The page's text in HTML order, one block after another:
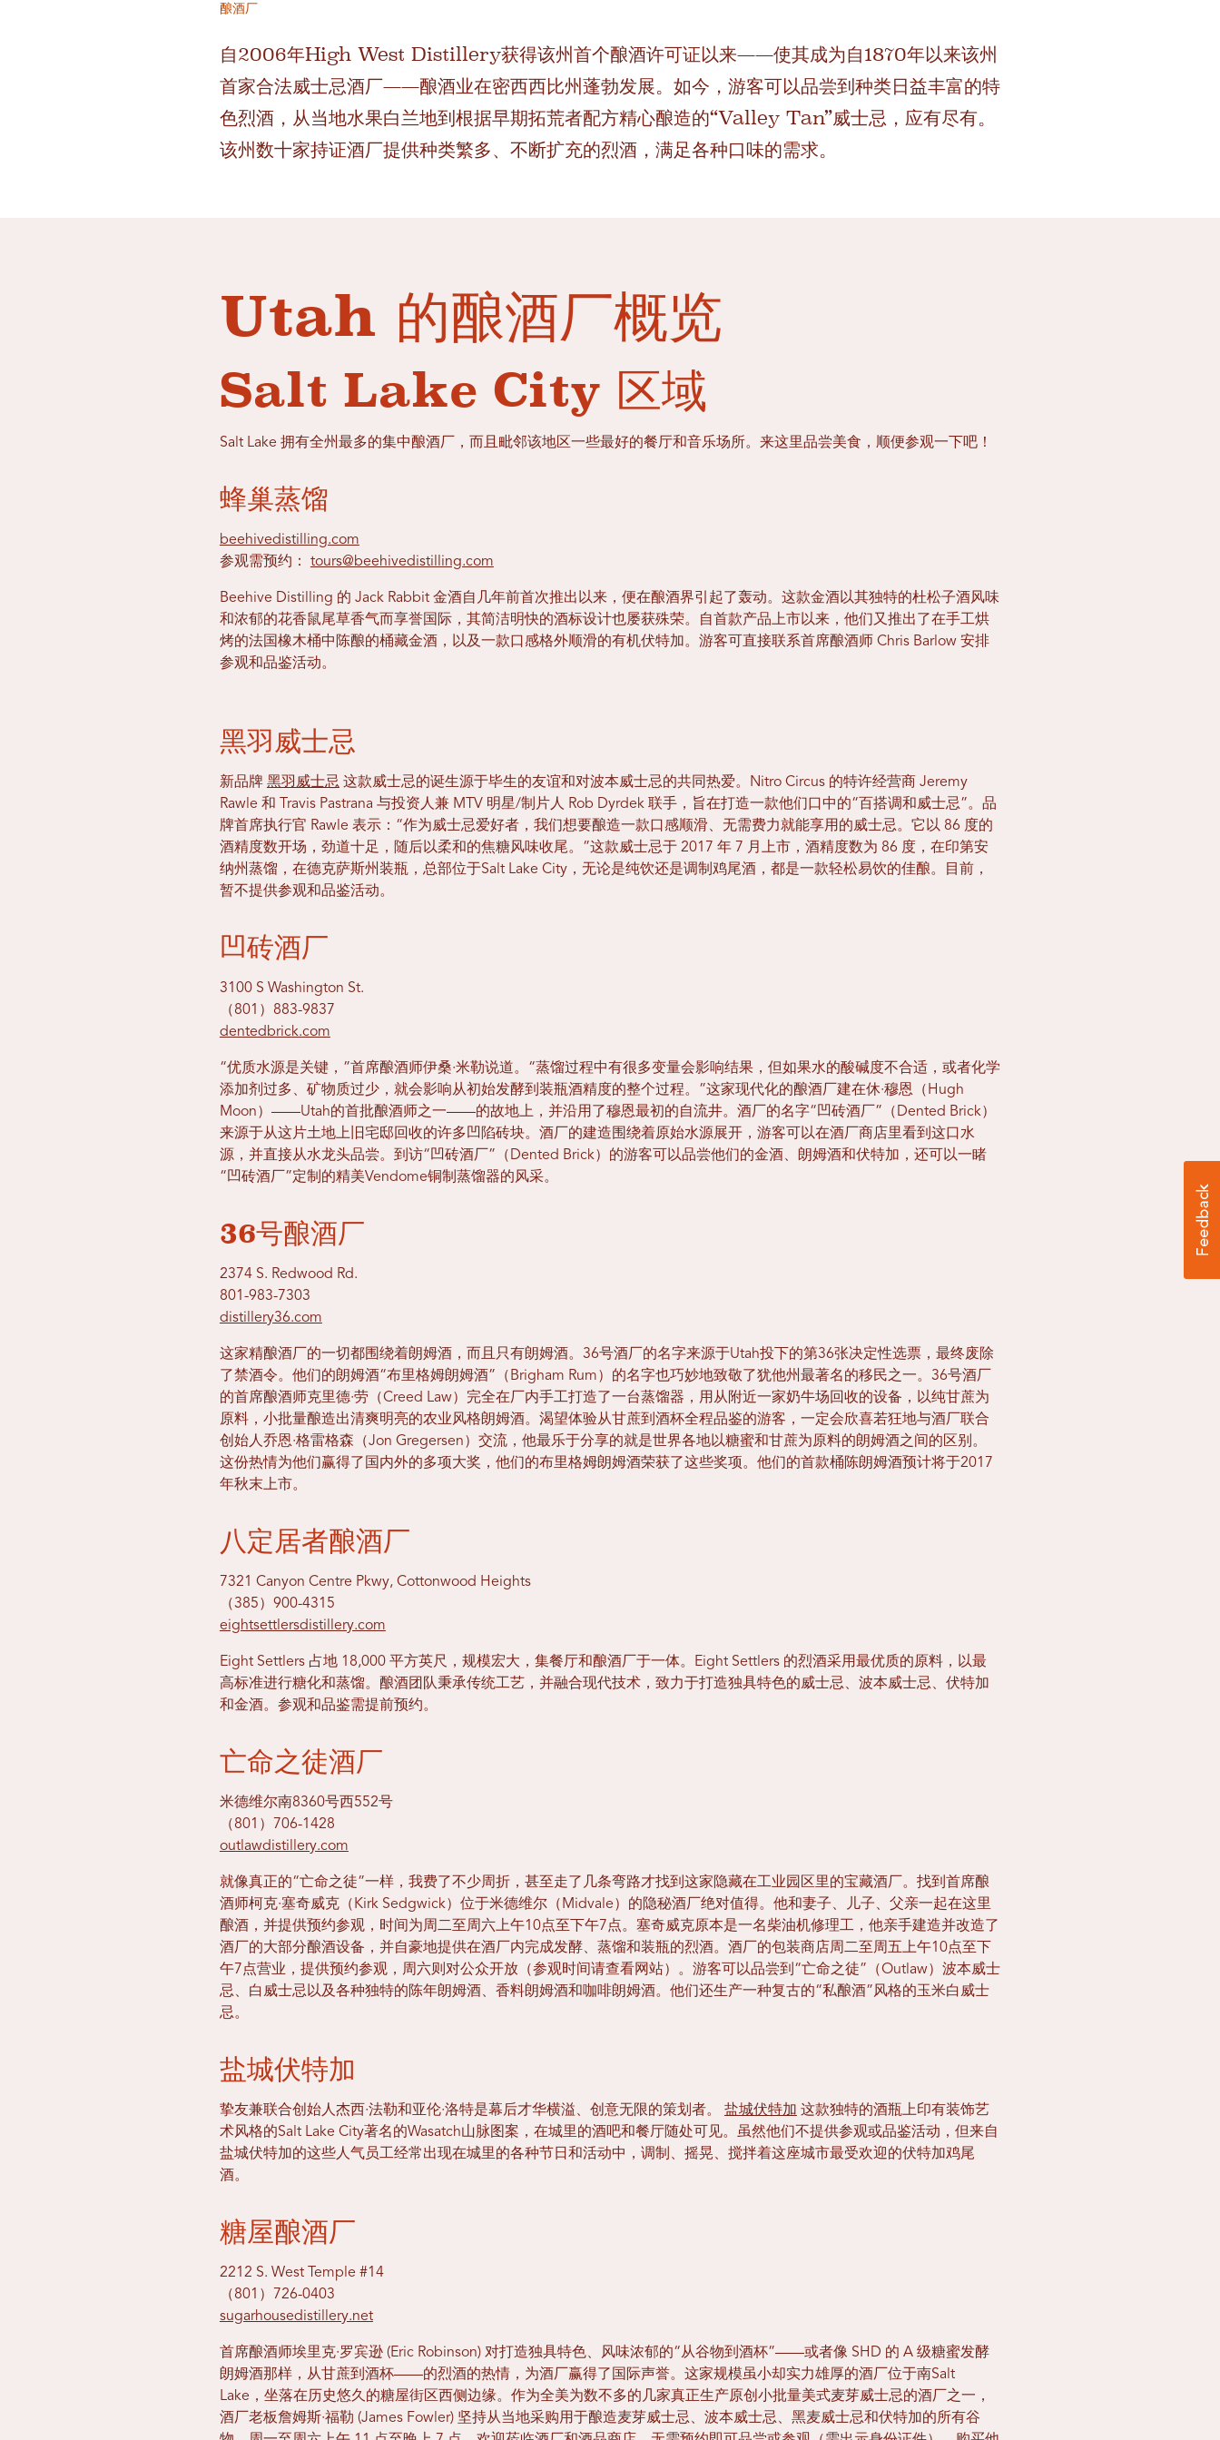
酿酒厂
自2006年High West Distillery获得该州首个酿酒许可证以来——使其成为自1870年以来该州
首家合法威士忌酒厂——酿酒业在密西西比州蓬勃发展。如今，游客可以品尝到种类日益丰富的特
色烈酒，从当地水果白兰地到根据早期拓荒者配方精心酿造的“Valley Tan”威士忌，应有尽有。
该州数十家持证酒厂提供种类繁多、不断扩充的烈酒，满足各种口味的需求。
Utah 的酿酒厂概览
Salt Lake City 区域
Salt Lake 拥有全州最多的集中酿酒厂，而且毗邻该地区一些最好的餐厅和音乐场所。来这里品尝美食，顺便参观一下吧！
蜂巢蒸馏
beehivedistilling.com
参观需预约： tours@beehivedistilling.com
Beehive Distilling 的 Jack Rabbit 金酒自几年前首次推出以来，便在酿酒界引起了轰动。这款金酒以其独特的杜松子酒风味
和浓郁的花香鼠尾草香气而享誉国际，其简洁明快的酒标设计也屡获殊荣。自首款产品上市以来，他们又推出了在手工烘
烤的法国橡木桶中陈酿的桶藏金酒，以及一款口感格外顺滑的有机伏特加。游客可直接联系首席酿酒师 Chris Barlow 安排
参观和品鉴活动。
黑羽威士忌
新品牌 黑羽威士忌 这款威士忌的诞生源于毕生的友谊和对波本威士忌的共同热爱。Nitro Circus 的特许经营商 Jeremy
Rawle 和 Travis Pastrana 与投资人兼 MTV 明星/制片人 Rob Dyrdek 联手，旨在打造一款他们口中的“百搭调和威士忌”。品
牌首席执行官 Rawle 表示：“作为威士忌爱好者，我们想要酿造一款口感顺滑、无需费力就能享用的威士忌。它以 86 度的
酒精度数开场，劲道十足，随后以柔和的焦糖风味收尾。”这款威士忌于 2017 年 7 月上市，酒精度数为 86 度，在印第安
纳州蒸馏，在德克萨斯州装瓶，总部位于Salt Lake City，无论是纯饮还是调制鸡尾酒，都是一款轻松易饮的佳酿。目前，
暂不提供参观和品鉴活动。
凹砖酒厂
3100 S Washington St.
（801）883-9837
dentedbrick.com
“优质水源是关键，”首席酿酒师伊桑·米勒说道。“蒸馏过程中有很多变量会影响结果，但如果水的酸碱度不合适，或者化学
添加剂过多、矿物质过少，就会影响从初始发酵到装瓶酒精度的整个过程。”这家现代化的酿酒厂建在休·穆恩（Hugh
Moon）——Utah的首批酿酒师之一——的故地上，并沿用了穆恩最初的自流井。酒厂的名字“凹砖酒厂”（Dented Brick）
来源于从这片土地上旧宅邸回收的许多凹陷砖块。酒厂的建造围绕着原始水源展开，游客可以在酒厂商店里看到这口水
源，并直接从水龙头品尝。到访“凹砖酒厂”（Dented Brick）的游客可以品尝他们的金酒、朗姆酒和伏特加，还可以一睹
“凹砖酒厂”定制的精美Vendome铜制蒸馏器的风采。
36号酿酒厂
2374 S. Redwood Rd.
801-983-7303
distillery36.com
这家精酿酒厂的一切都围绕着朗姆酒，而且只有朗姆酒。36号酒厂的名字来源于Utah投下的第36张决定性选票，最终废除
了禁酒令。他们的朗姆酒“布里格姆朗姆酒”（Brigham Rum）的名字也巧妙地致敬了犹他州最著名的移民之一。36号酒厂
的首席酿酒师克里德·劳（Creed Law）完全在厂内手工打造了一台蒸馏器，用从附近一家奶牛场回收的设备，以纯甘蔗为
原料，小批量酿造出清爽明亮的农业风格朗姆酒。渴望体验从甘蔗到酒杯全程品鉴的游客，一定会欣喜若狂地与酒厂联合
创始人乔恩·格雷格森（Jon Gregersen）交流，他最乐于分享的就是世界各地以糖蜜和甘蔗为原料的朗姆酒之间的区别。
这份热情为他们赢得了国内外的多项大奖，他们的布里格姆朗姆酒荣获了这些奖项。他们的首款桶陈朗姆酒预计将于2017
年秋末上市。
八定居者酿酒厂
7321 Canyon Centre Pkwy, Cottonwood Heights
（385）900-4315
eightsettlersdistillery.com
Eight Settlers 占地 18,000 平方英尺，规模宏大，集餐厅和酿酒厂于一体。Eight Settlers 的烈酒采用最优质的原料，以最
高标准进行糖化和蒸馏。酿酒团队秉承传统工艺，并融合现代技术，致力于打造独具特色的威士忌、波本威士忌、伏特加
和金酒。参观和品鉴需提前预约。
亡命之徒酒厂
米德维尔南8360号西552号
（801）706-1428
outlawdistillery.com
就像真正的“亡命之徒”一样，我费了不少周折，甚至走了几条弯路才找到这家隐藏在工业园区里的宝藏酒厂。找到首席酿
酒师柯克·塞奇威克（Kirk Sedgwick）位于米德维尔（Midvale）的隐秘酒厂绝对值得。他和妻子、儿子、父亲一起在这里
酿酒，并提供预约参观，时间为周二至周六上午10点至下午7点。塞奇威克原本是一名柴油机修理工，他亲手建造并改造了
酒厂的大部分酿酒设备，并自豪地提供在酒厂内完成发酵、蒸馏和装瓶的烈酒。酒厂的包装商店周二至周五上午10点至下
午7点营业，提供预约参观，周六则对公众开放（参观时间请查看网站）。游客可以品尝到“亡命之徒”（Outlaw）波本威士
忌、白威士忌以及各种独特的陈年朗姆酒、香料朗姆酒和咖啡朗姆酒。他们还生产一种复古的“私酿酒”风格的玉米白威士
忌。
盐城伏特加
挚友兼联合创始人杰西·法勒和亚伦·洛特是幕后才华横溢、创意无限的策划者。 盐城伏特加 这款独特的酒瓶上印有装饰艺
术风格的Salt Lake City著名的Wasatch山脉图案，在城里的酒吧和餐厅随处可见。虽然他们不提供参观或品鉴活动，但来自
盐城伏特加的这些人气员工经常出现在城里的各种节日和活动中，调制、摇晃、搅拌着这座城市最受欢迎的伏特加鸡尾
酒。
糖屋酿酒厂
2212 S. West Temple #14
（801）726-0403
sugarhousedistillery.net
首席酿酒师埃里克·罗宾逊 (Eric Robinson) 对打造独具特色、风味浓郁的“从谷物到酒杯”——或者像 SHD 的 A 级糖蜜发酵
朗姆酒那样，从甘蔗到酒杯——的烈酒的热情，为酒厂赢得了国际声誉。这家规模虽小却实力雄厚的酒厂位于南Salt
Lake，坐落在历史悠久的糖屋街区西侧边缘。作为全美为数不多的几家真正生产原创小批量美式麦芽威士忌的酒厂之一，
酒厂老板詹姆斯·福勒 (James Fowler) 坚持从当地采购用于酿造麦芽威士忌、波本威士忌、黑麦威士忌和伏特加的所有谷